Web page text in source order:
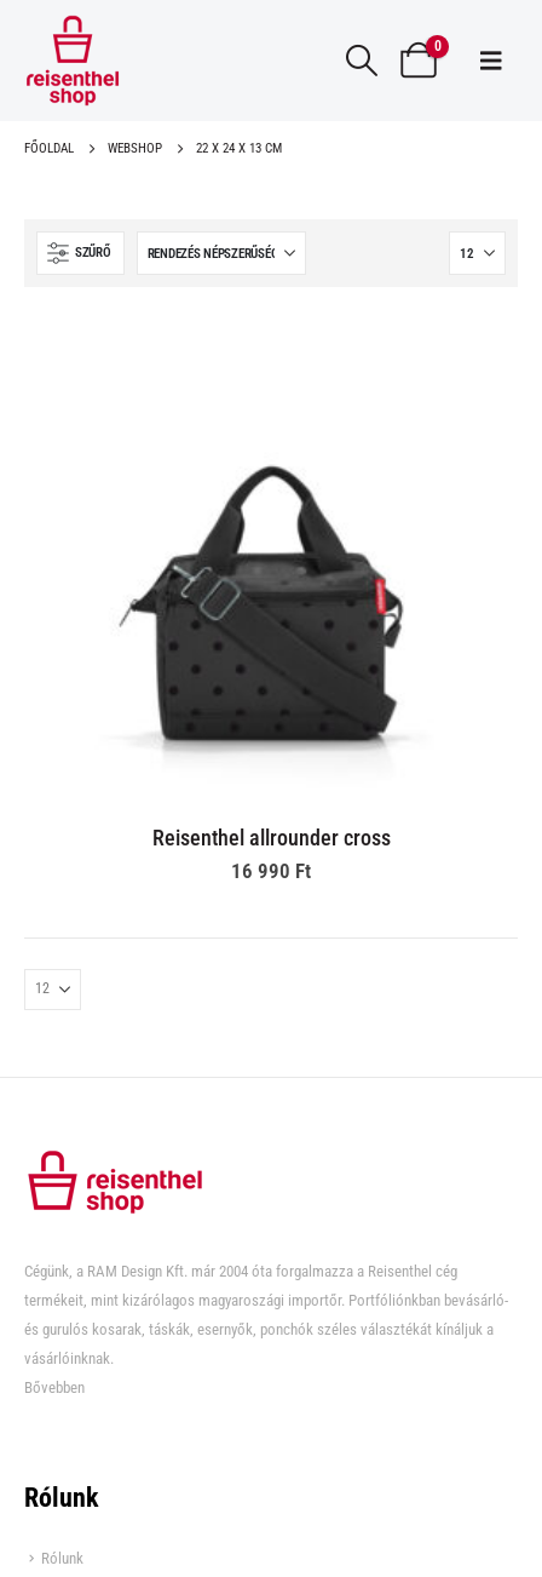
0
FŐOLDAL WEBSHOP 22 X 24 X 13 CM
SZŰRŐ
Reisenthel allrounder cross
16 990 Ft
Cégünk, a RAM Design Kft. már 2004 óta forgalmazza a Reisenthel cég
termékeit, mint kizárólagos magyaroszági importőr. Portfóliónkban bevásárló-
és gurulós kosarak, táskák, esernyők, ponchók széles választékát kínáljuk a
vásárlóinknak.
Bővebben
Rólunk
Rólunk